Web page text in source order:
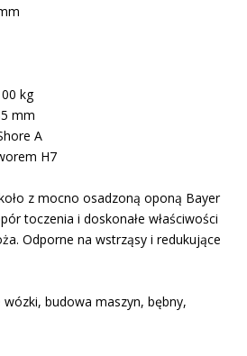
kg
mm
A
H7
z mocno osadzoną oponą Bayer
toczenia i doskonałe właściwości
Odporne na wstrząsy i redukujące
wózki, budowa maszyn, bębny,